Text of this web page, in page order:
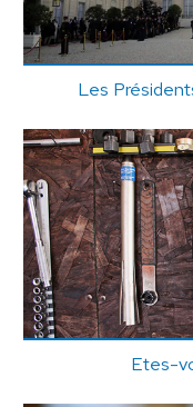
Les
Etes-